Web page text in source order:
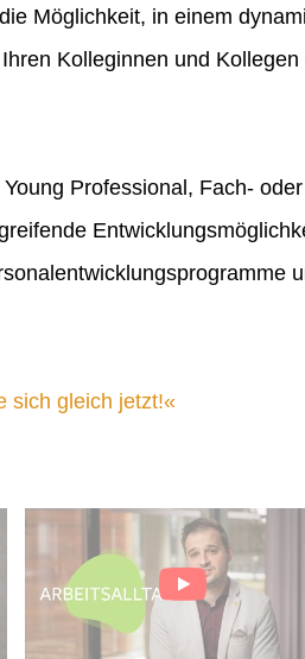
Möglichkeit, in einem
Kolleginnen und
Professional, Fach-
sich gleich jetzt!